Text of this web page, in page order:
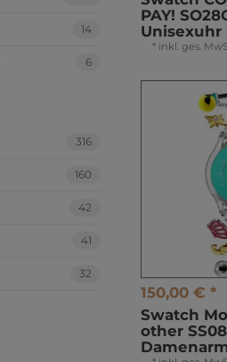
14
6
316
160
42
41
32
PAY!
Unisexuhr
* inkl. ges.
150,00 € *
Swatch
other